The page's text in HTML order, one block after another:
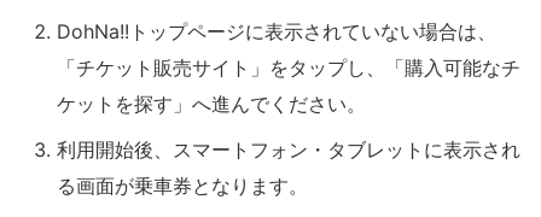
DohNa!!トップページに表示されていない場合は、
「チケット販売サイト」をタップし、「購入可能なチ
ケットを探す」へ進んでください。
利用開始後、スマートフォン・タブレットに表示され
る画面が乗車券となります。